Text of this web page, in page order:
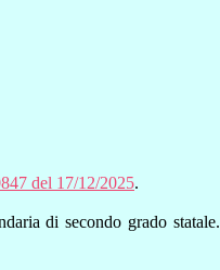
del 17/12/2025.
di secondo grado